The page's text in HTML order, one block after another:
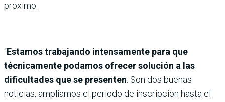
próximo.
“Estamos trabajando intensamente para que
técnicamente podamos ofrecer solución a las
dificultades que se presenten. Son dos buenas
noticias, ampliamos el periodo de inscripción hasta el